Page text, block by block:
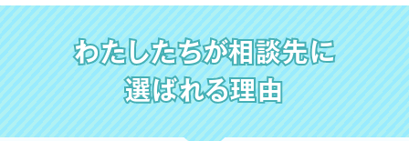
わたしたちが相談先に
選ばれる理由